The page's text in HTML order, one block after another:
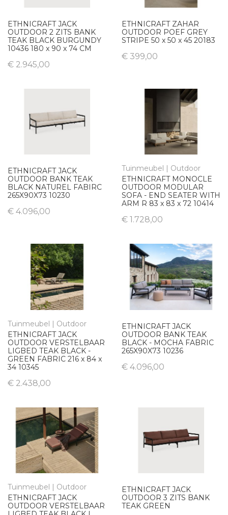
ETHNICRAFT JACK
OUTDOOR 2 ZITS BANK
TEAK BLACK BURGUNDY
10436 180 x 90 x 74 CM
€ 2.945,00
ETHNICRAFT ZAHAR
OUTDOOR POEF GREY
STRIPE 50 x 50 x 45 20183
€ 399,00
ETHNICRAFT JACK
OUTDOOR BANK TEAK
BLACK NATUREL FABIRC
265X90X73 10230
€ 4.096,00
Tuinmeubel | Outdoor
ETHNICRAFT MONOCLE
OUTDOOR MODULAR
SOFA - END SEATER WITH
ARM R 83 x 83 x 72 10414
€ 1.728,00
Tuinmeubel | Outdoor
ETHNICRAFT JACK
OUTDOOR VERSTELBAAR
LIGBED TEAK BLACK -
GREEN FABRIC 216 x 84 x
34 10345
€ 2.438,00
ETHNICRAFT JACK
OUTDOOR BANK TEAK
BLACK - MOCHA FABRIC
265X90X73 10236
€ 4.096,00
Tuinmeubel | Outdoor
ETHNICRAFT JACK
OUTDOOR VERSTELBAAR
ETHNICRAFT JACK
OUTDOOR 3 ZITS BANK
TEAK GREEN